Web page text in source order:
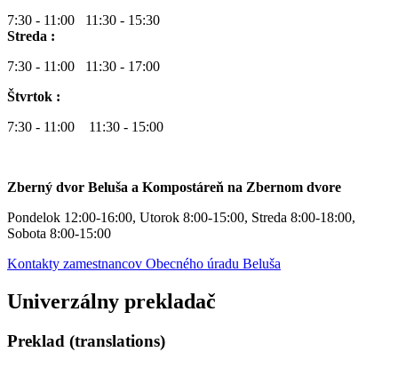
7:30 - 11:00 11:30 - 15:30
Streda :
7:30 - 11:00 11:30 - 17:00
Štvrtok :
7:30 - 11:00 11:30 - 15:00
Zberný dvor Beluša a Kompostáreň na Zbernom dvore
Pondelok 12:00-16:00, Utorok 8:00-15:00, Streda 8:00-18:00,
Sobota 8:00-15:00
Kontakty zamestnancov Obecného úradu Beluša
Univerzálny prekladač
Preklad (translations)